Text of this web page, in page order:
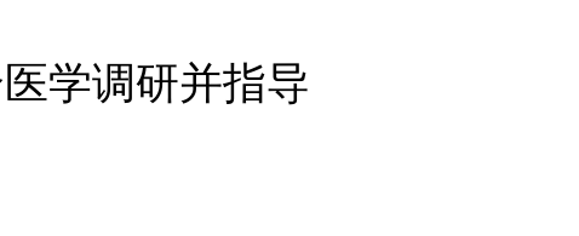
学调研并指导